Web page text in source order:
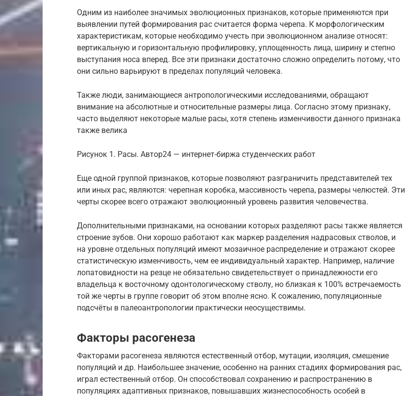
Одним из наиболее значимых эволюционных признаков, которые применяются при
выявлении путей формирования рас считается форма черепа. К морфологическим
характеристикам, которые необходимо учесть при эволюционном анализе относят:
вертикальную и горизонтальную профилировку, уплощенность лица, ширину и степно
выступания носа вперед. Все эти признаки достаточно сложно определить потому, что
они сильно варьируют в пределах популяций человека.
Также люди, занимающиеся антропологическими исследованиями, обращают
внимание на абсолютные и относительные размеры лица. Согласно этому признаку,
часто выделяют некоторые малые расы, хотя степень изменчивости данного признака
также велика
Рисунок 1. Расы. Автор24 — интернет-биржа студенческих работ
Еще одной группой признаков, которые позволяют разграничить представителей тех
или иных рас, являются: черепная коробка, массивность черепа, размеры челюстей. Эти
черты скорее всего отражают эволюционный уровень развития человечества.
Дополнительными признаками, на основании которых разделяют расы также является
строение зубов. Они хорошо работают как маркер разделения надрасовых стволов, и
на уровне отдельных популяций имеют мозаичное распределение и отражают скорее
статистическую изменчивость, чем ее индивидуальный характер. Например, наличие
лопатовидности на резце не обязательно свидетельствует о принадлежности его
владельца к восточному одонтологическому стволу, но близкая к 100% встречаемость
той же черты в группе говорит об этом вполне ясно. К сожалению, популяционные
подсчёты в палеоантропологии практически неосуществимы.
Факторы расогенеза
Факторами расогенеза являются естественный отбор, мутации, изоляция, смешение
популяций и др. Наибольшее значение, особенно на ранних стадиях формирования рас,
играл естественный отбор. Он способствовал сохранению и распространению в
популяциях адаптивных признаков, повышавших жизнеспособность особей в